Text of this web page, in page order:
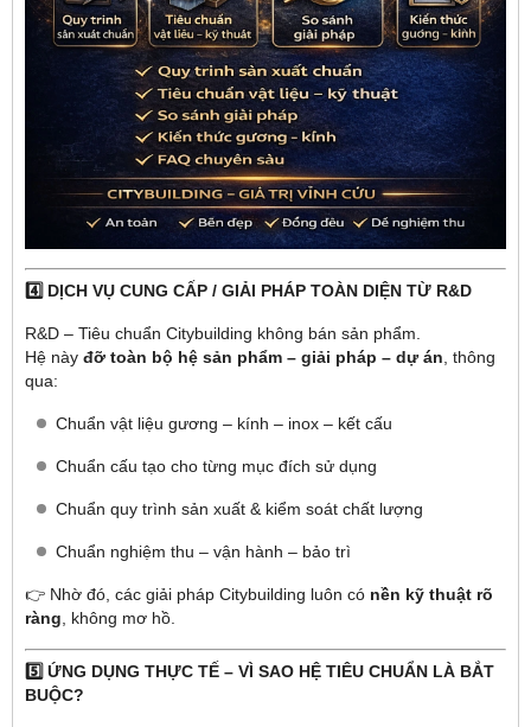
4️⃣ DỊCH VỤ CUNG CẤP / GIẢI PHÁP TOÀN DIỆN TỪ R&D
R&D – Tiêu chuẩn Citybuilding không bán sản phẩm.
Hệ này đỡ toàn bộ hệ sản phẩm – giải pháp – dự án , thông
qua:
Chuẩn vật liệu gương – kính – inox – kết cấu
Chuẩn cấu tạo cho từng mục đích sử dụng
Chuẩn quy trình sản xuất & kiểm soát chất lượng
Chuẩn nghiệm thu – vận hành – bảo trì
👉 Nhờ đó, các giải pháp Citybuilding luôn có nền kỹ thuật rõ
ràng , không mơ hồ.
5️⃣ ỨNG DỤNG THỰC TẾ – VÌ SAO HỆ TIÊU CHUẨN LÀ BẮT
BUỘC?